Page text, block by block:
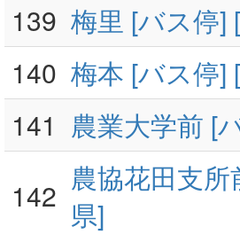
139 梅里 [バス停]
140 梅本 [バス停]
141 農業大学前 [
142 農協花田支
県]